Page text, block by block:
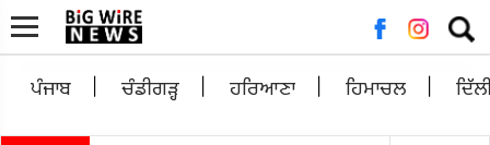
for:
ਪੰਜਾਬ ਚੰਡੀਗੜ੍ਹ ਹਰਿਆਣਾ ਹਿਮਾਚਲ